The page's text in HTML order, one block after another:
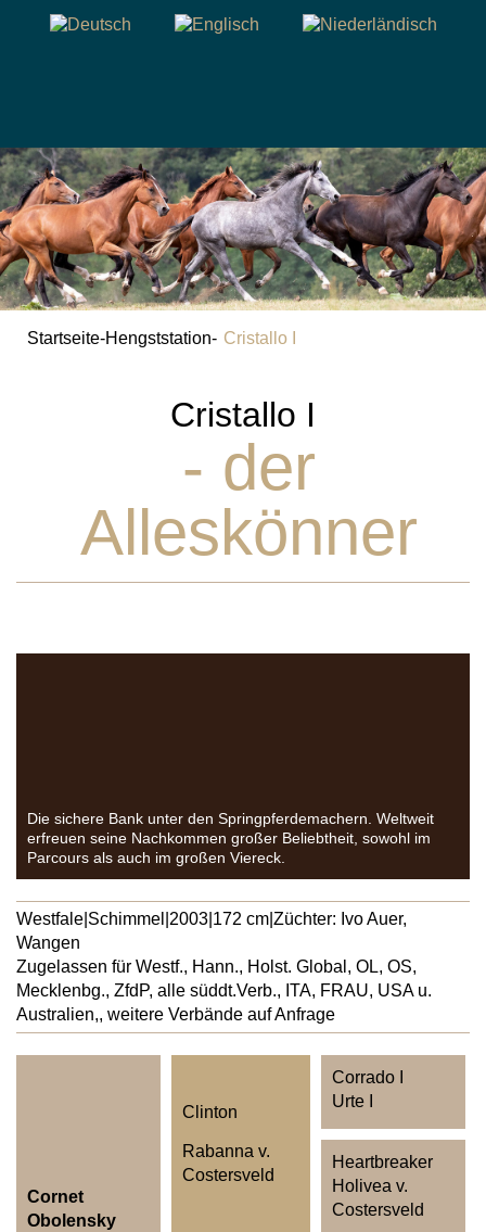
Startseite-Hengststation- Cristallo I
Cristallo I
- der
Alleskönner
Die sichere Bank unter den Springpferdemachern. Weltweit
erfreuen seine Nachkommen großer Beliebtheit, sowohl im
Parcours als auch im großen Viereck.
Westfale Schimmel 2003 172 cm Züchter: Ivo Auer,
Wangen
Zugelassen für Westf., Hann., Holst. Global, OL, OS,
Mecklenbg., ZfdP, alle süddt.Verb., ITA, FRAU, USA u.
Australien,, weitere Verbände auf Anfrage
Cornet
Obolensky
Clinton
Rabanna v.
Costersveld
Corrado I
Urte I
Heartbreaker
Holivea v.
Costersveld